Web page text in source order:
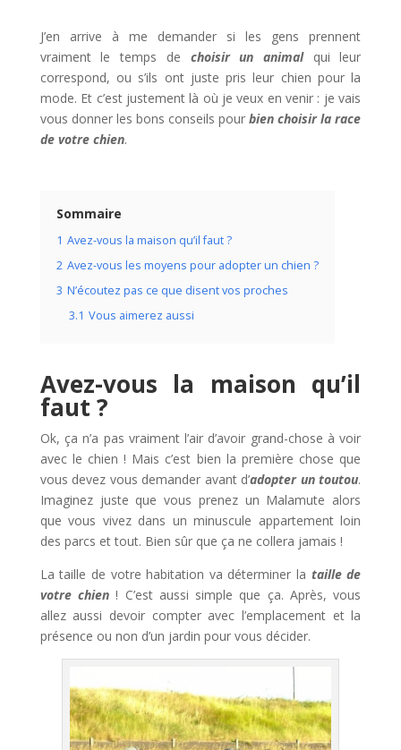
J’en arrive à me demander si les gens prennent
vraiment le temps de choisir un animalqui leur
correspond, ou s’ils ont juste pris leur chien pour la
mode. Et c’est justement là où je veux en venir : je vais
vous donner les bons conseils pourbien choisir la race
de votre chien.
Sommaire
1 Avez-vous la maison qu’il faut ?
2 Avez-vous les moyens pour adopter un chien ?
3 N’écoutez pas ce que disent vos proches
3.1 Vous aimerez aussi
Avez-vous la maison qu’il
faut ?
Ok, ça n’a pas vraiment l’air d’avoir grand-chose à voir
avec le chien ! Mais c’est bien la première chose que
vous devez vous demander avant d’adopter un toutou.
Imaginez juste que vous prenez un Malamute alors
que vous vivez dans un minuscule appartement loin
des parcs et tout. Bien sûr que ça ne collera jamais !
La taille de votre habitation va déterminer la taille de
votre chien ! C’est aussi simple que ça. Après, vous
allez aussi devoir compter avec l’emplacement et la
présence ou non d’un jardin pour vous décider.